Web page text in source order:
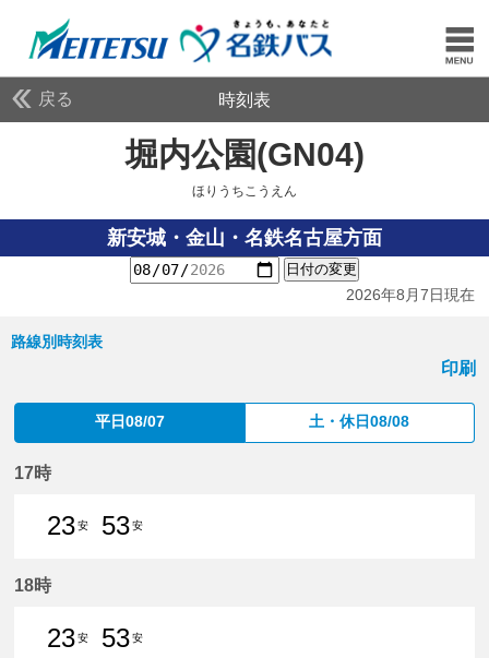
戻る 時刻表
堀内公園(GN04)
ほりうちこうえん
新安城・金山・名鉄名古屋方面
日付の変更
2026年8月7日現在
路線別時刻表
印刷
平日08/07 土・休日08/08
17時
23安
53安
18時
23安
53安